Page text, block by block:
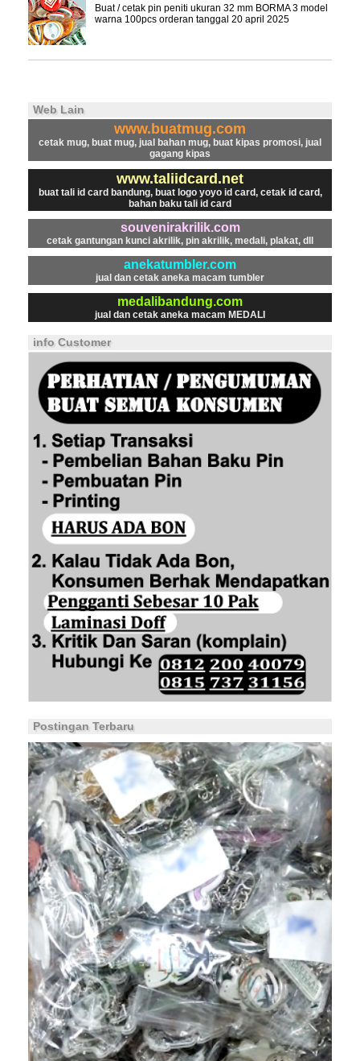
Buat / cetak pin peniti ukuran 32 mm BORMA 3 model
warna 100pcs orderan tanggal 20 april 2025
Web Lain
www.buatmug.com
cetak mug, buat mug, jual bahan mug, buat kipas promosi, jual
gagang kipas
www.taliidcard.net
buat tali id card bandung, buat logo yoyo id card, cetak id card,
bahan baku tali id card
souvenirakrilik.com
cetak gantungan kunci akrilik, pin akrilik, medali, plakat, dll
anekatumbler.com
jual dan cetak aneka macam tumbler
medalibandung.com
jual dan cetak aneka macam MEDALI
info Customer
Postingan Terbaru